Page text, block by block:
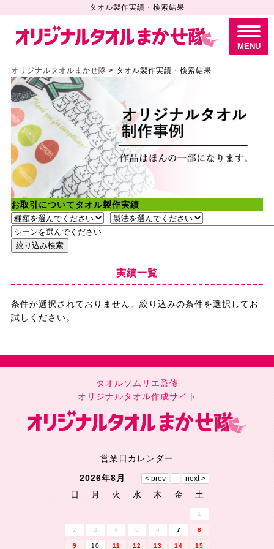
タオル製作実績・検索結果
M
E
N
U
MENU
オリジナルタオルまかせ隊 > タオル製作実績・検索結果
お取引についてタオル製作実績
実績一覧
条件が選択されておりません。絞り込みの条件を選択してお
試しください。
タオルソムリエ監修
オリジナルタオル作成サイト
営業日カレンダー
2026年8月
日
月 火 水 木 金 土
1
2 3 4 5 6 7 8
9 10 11 12 13 14 15